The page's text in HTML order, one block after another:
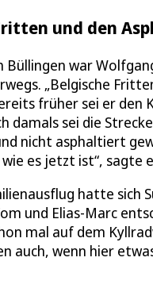
und den
Büllingen war
„Belgische
früher sei er den
damals sei die
nicht asphaltiert
es jetzt ist“, sagte
hatte sich
und Elias-Marc
mal auf dem
auch, wenn hier